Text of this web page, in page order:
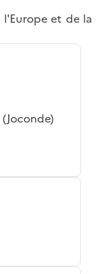
l'Europe et de la